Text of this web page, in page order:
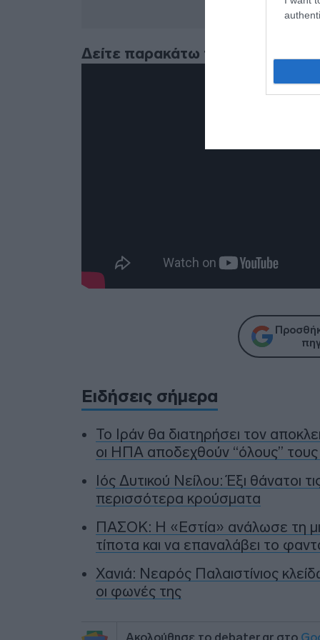
Δείτε παρακάτω το τρέιλερ:
Ειδήσεις σήμερα
To Ιράν θα διατηρήσει τον
οι ΗΠΑ αποδεχθούν “όλους”
Ιός Δυτικού Νείλου: Έξι θάνατοι
περισσότερα κρούσματα
ΠΑΣΟΚ: Η «Εστία» ανάλωσε τη
τίποτα και να επαναλάβει το
Χανιά: Νεαρός Παλαιστίνιος
οι φωνές της
Ακολούθησε το debater.gr στο